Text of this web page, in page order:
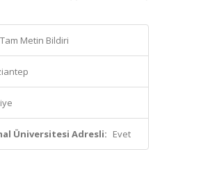
Metin Bildiri
Üniversitesi Adresli: Evet